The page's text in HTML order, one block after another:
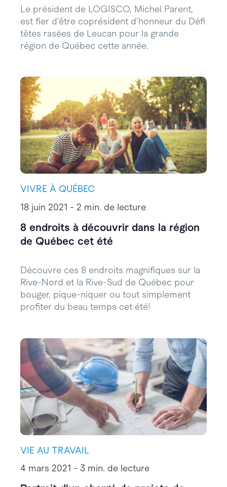
Le président de LOGISCO, Michel Parent,
est fier d'être coprésident d’honneur du Défi
têtes rasées de Leucan pour la grande
région de Québec cette année.
VIVRE À QUÉBEC
18 juin 2021 - 2 min. de lecture
8 endroits à découvrir dans la région
de Québec cet été
Découvre ces 8 endroits magnifiques sur la
Rive-Nord et la Rive-Sud de Québec pour
bouger, pique-niquer ou tout simplement
profiter du beau temps cet été!
VIE AU TRAVAIL
4 mars 2021 - 3 min. de lecture